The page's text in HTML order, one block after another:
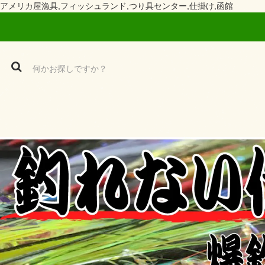
アメリカ屋漁具,フィッシュランド,つり具センター,仕掛け,函館